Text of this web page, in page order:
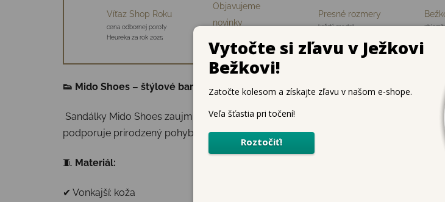
Víťaz Shop Roku
cena odbornej poroty
Heureka za rok 2025
Objavujeme
novinky
značiek
Presné rozmery
každý model
👟 Mido Shoes – štýlové barefoot sandálky pre pohodlné leto
Sandálky Mido Shoes zaujmú nielen svojím vzhľadom, ale aj pohodlnou barefoot
podporuje prirodzený pohyb detských nôh.
🧵 Materiál:
✔ Vonkajší: koža